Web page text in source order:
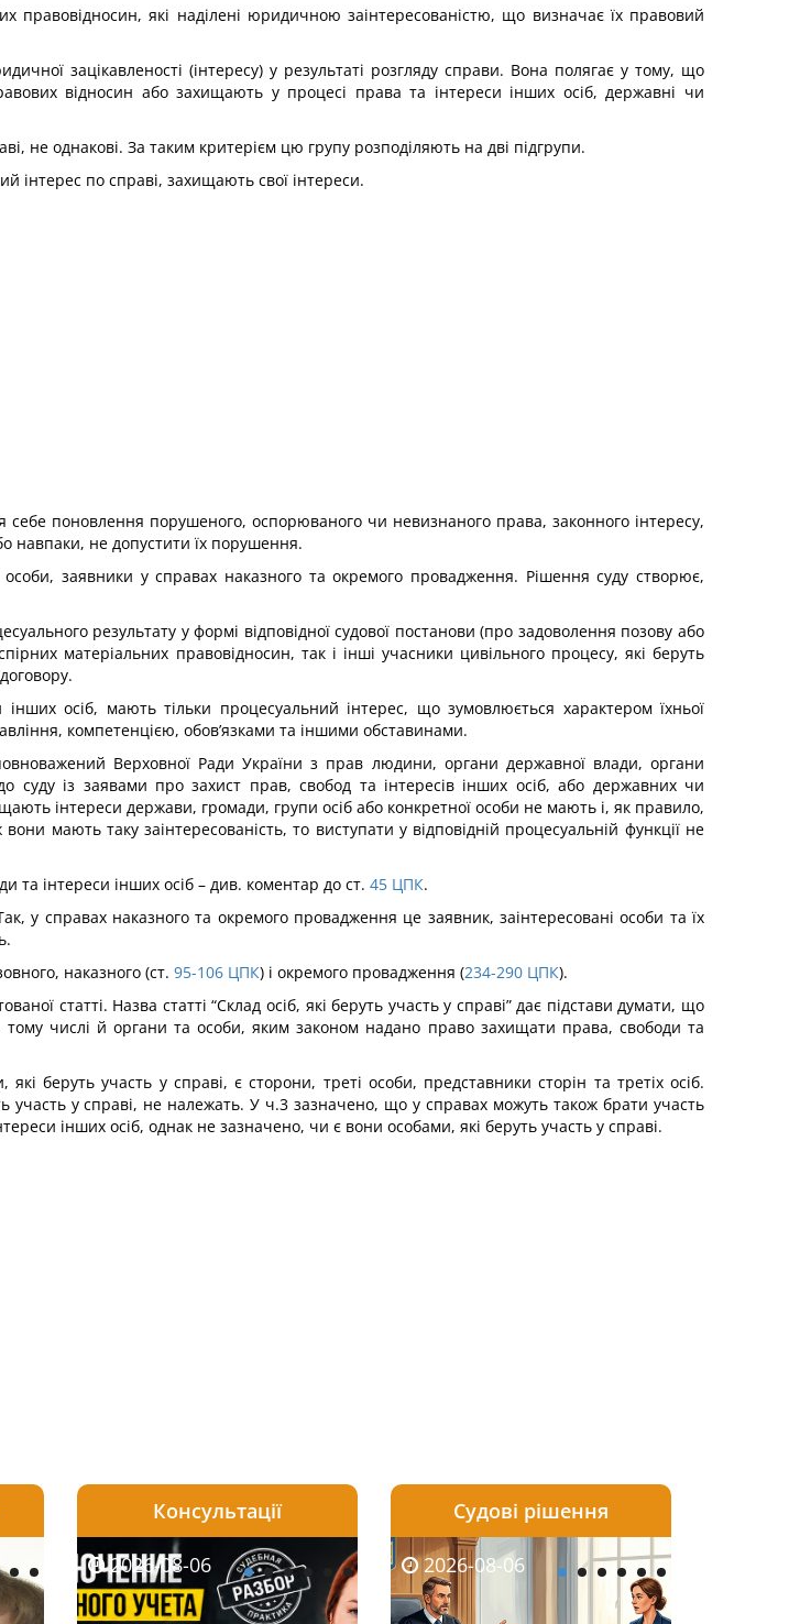
правовідносин, які наділені юридичною заінтересованістю, що визначає їх правовий
зацікавленості (інтересу) у результаті розгляду справи. Вона полягає у тому, що
відносин або захищають у процесі права та інтереси інших осіб, державні чи
не однакові. За таким критерієм цю групу розподіляють на дві підгрупи.
по справі, захищають свої інтереси.
себе поновлення порушеного, оспорюваного чи невизнаного права, законного інтересу,
навпаки, не допустити їх порушення.
заявники у справах наказного та окремого провадження. Рішення суду створює,
результату у формі відповідної судової постанови (про задоволення позову або
матеріальних правовідносин, так і інші учасники цивільного процесу, які беруть
осіб, мають тільки процесуальний інтерес, що зумовлюється характером їхньої
компетенцією, обов’язками та іншими обставинами.
Верховної Ради України з прав людини, органи державної влади, органи
суду із заявами про захист прав, свобод та інтересів інших осіб, або державних чи
інтереси держави, громади, групи осіб або конкретної особи не мають і, як правило,
мають таку заінтересованість, то виступати у відповідній процесуальній функції не
інтереси інших осіб – див. коментар до ст. 45 ЦПК.
у справах наказного та окремого провадження це заявник, заінтересовані особи та їх
наказного (ст. 95-106 ЦПК) і окремого провадження (234-290 ЦПК).
статті. Назва статті “Склад осіб, які беруть участь у справі” дає підстави думати, що
тому числі й органи та особи, яким законом надано право захищати права, свободи та
беруть участь у справі, є сторони, треті особи, представники сторін та третіх осіб.
участь у справі, не належать. У ч.3 зазначено, що у справах можуть також брати участь
інших осіб, однак не зазначено, чи є вони особами, які беруть участь у справі.
2026-08-06 2026-08-05 2026-08-05
2026-08-04 2026-08-03 2026-08-03
Консультації
2026-08-06 2026-08-06 2026-08-06
Судові рішення
2026-07-30 2026-08-06